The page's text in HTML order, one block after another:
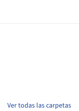
Ver todas las carpetas